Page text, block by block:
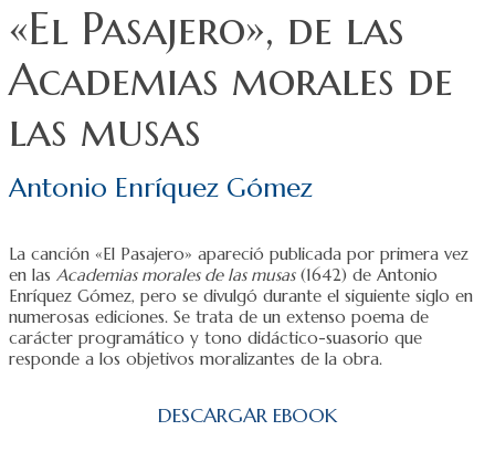
«El Pasajero», de las
Academias morales de
las musas
Antonio Enríquez Gómez
La canción «El Pasajero» apareció publicada por primera vez
en las Academias morales de las musas(1642) de Antonio
Enríquez Gómez, pero se divulgó durante el siguiente siglo en
numerosas ediciones. Se trata de un extenso poema de
carácter programático y tono didáctico-suasorio que
responde a los objetivos moralizantes de la obra.
DESCARGAR EBOOK